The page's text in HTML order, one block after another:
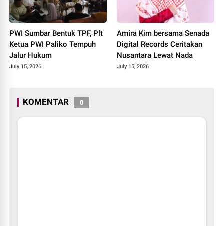
PWI Sumbar Bentuk TPF, Plt
Ketua PWI Paliko Tempuh
Jalur Hukum
July 15, 2026
Amira Kim bersama Senada
Digital Records Ceritakan
Nusantara Lewat Nada
July 15, 2026
KOMENTAR 0